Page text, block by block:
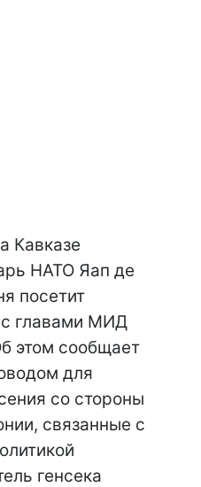
Кавказе
НАТО Яап де
посетит
главами МИД
этом сообщает
для
со стороны
связанные с
генсека